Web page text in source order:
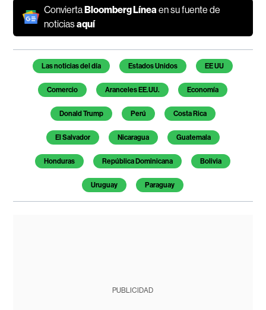
ConviertaBloomberg Línea en su fuente de
noticiasaquí
Temas de este artículo
Las noticias del día Estados Unidos EE UU
Comercio Aranceles EE.UU. Economía
Donald Trump Perú Costa Rica
El Salvador Nicaragua Guatemala
Honduras República Dominicana Bolivia
Uruguay Paraguay
PUBLICIDAD